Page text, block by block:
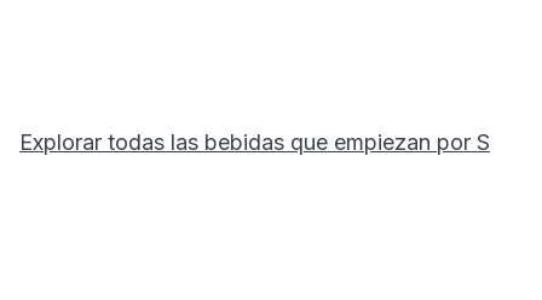
Explorar todas las bebidas que empiezan por S